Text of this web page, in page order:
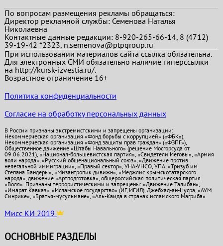
По вопросам размещения рекламы обращаться:
Директор рекламной службы: Семенова Наталья
Николаевна
Контактные данные редакции: 8-920-265-66-14, 8 (4712)
39-19-42 *2323, n.semenova@ptpgroup.ru
При использовании материалов сайта ссылка обязательна.
Для электронных СМИ обязательно наличие гиперссылки
на http://kursk-izvestia.ru/.
Возрастное ограничение 16+
Политика конфиденциальности
Согласие на обработку персональных данных
В России признаны экстремистскими и запрещены организации:
Некоммерческая организация «Фонд борьбы с коррупцией» («ФБК»),
Некоммерческая организация «Фонд защиты прав граждан» («ФЗПГ»),
Общественное движение «Штабы Навального» (решение Мосгорсуда от
09.06.2021), «Национал-большевистская партия», «Свидетели Иеговы», «Армия
воли народа», «Русский общенациональный союз», «Движение против
нелегальной иммиграции», «Правый сектор», УНА-УНСО, УПА, «Тризуб им.
Степана Бандеры», «Мизантропик дивижн», «Меджлис крымскотатарского
народа», движение «Артподготовка», общероссийская политическая партия
«Воля». Признаны террористическими и запрещены: «Движение Талибан»,
«Имарат Кавказ», «Исламское государство» (ИГ, ИГИЛ), Джебхад-ан-Нусра, «АУМ
Синрике», «Братья-мусульмане», «Аль-Каида в странах исламского Магриба».
Мисс КИ 2019
ОСНОВНЫЕ РАЗДЕЛЫ